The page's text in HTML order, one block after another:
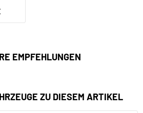
EMPFEHLUNGEN
ZU DIESEM ARTIKEL